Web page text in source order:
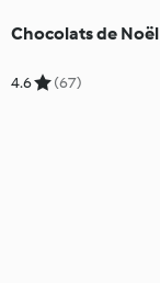
Chocolats de Noël
4.6 (67)